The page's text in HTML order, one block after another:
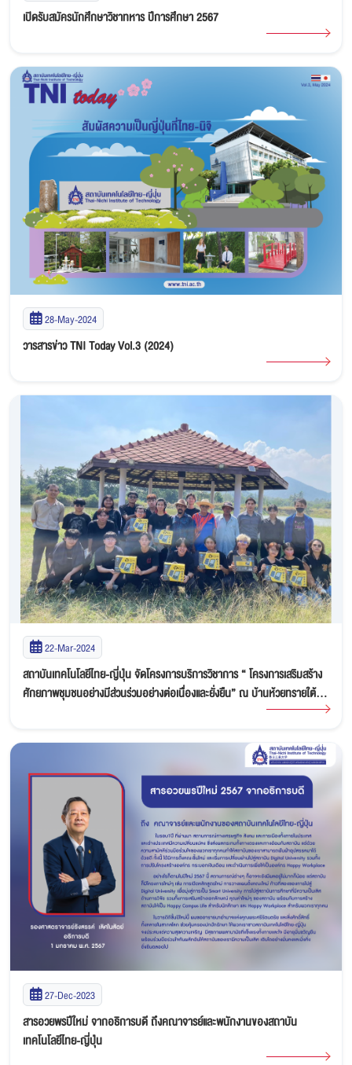
เปิดรับสมัครนักศึกษาวิชาทหาร ปีการศึกษา 2567
28-May-2024
วารสารข่าว TNI Today Vol.3 (2024)
22-Mar-2024
สถาบันเทคโนโลยีไทย-ญี่ปุ่น จัดโครงการบริการวิชาการ “ โครงการเสริมสร้าง
ศักยภาพชุมชนอย่างมีส่วนร่วมอย่างต่อเนื่องและยั่งยืน” ณ บ้านห้วยทรายใต้
27-Dec-2023
สารอวยพรปีใหม่ จากอธิการบดี ถึงคณาจารย์และพนักงานของสถาบัน
เทคโนโลยีไทย-ญี่ปุ่น